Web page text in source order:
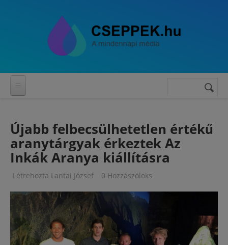
Keresés
Újabb felbecsülhetetlen értékű
aranytárgyak érkeztek Az
Inkák Aranya kiállításra
Létrehozta Lantai József 0 Hozzászóloks